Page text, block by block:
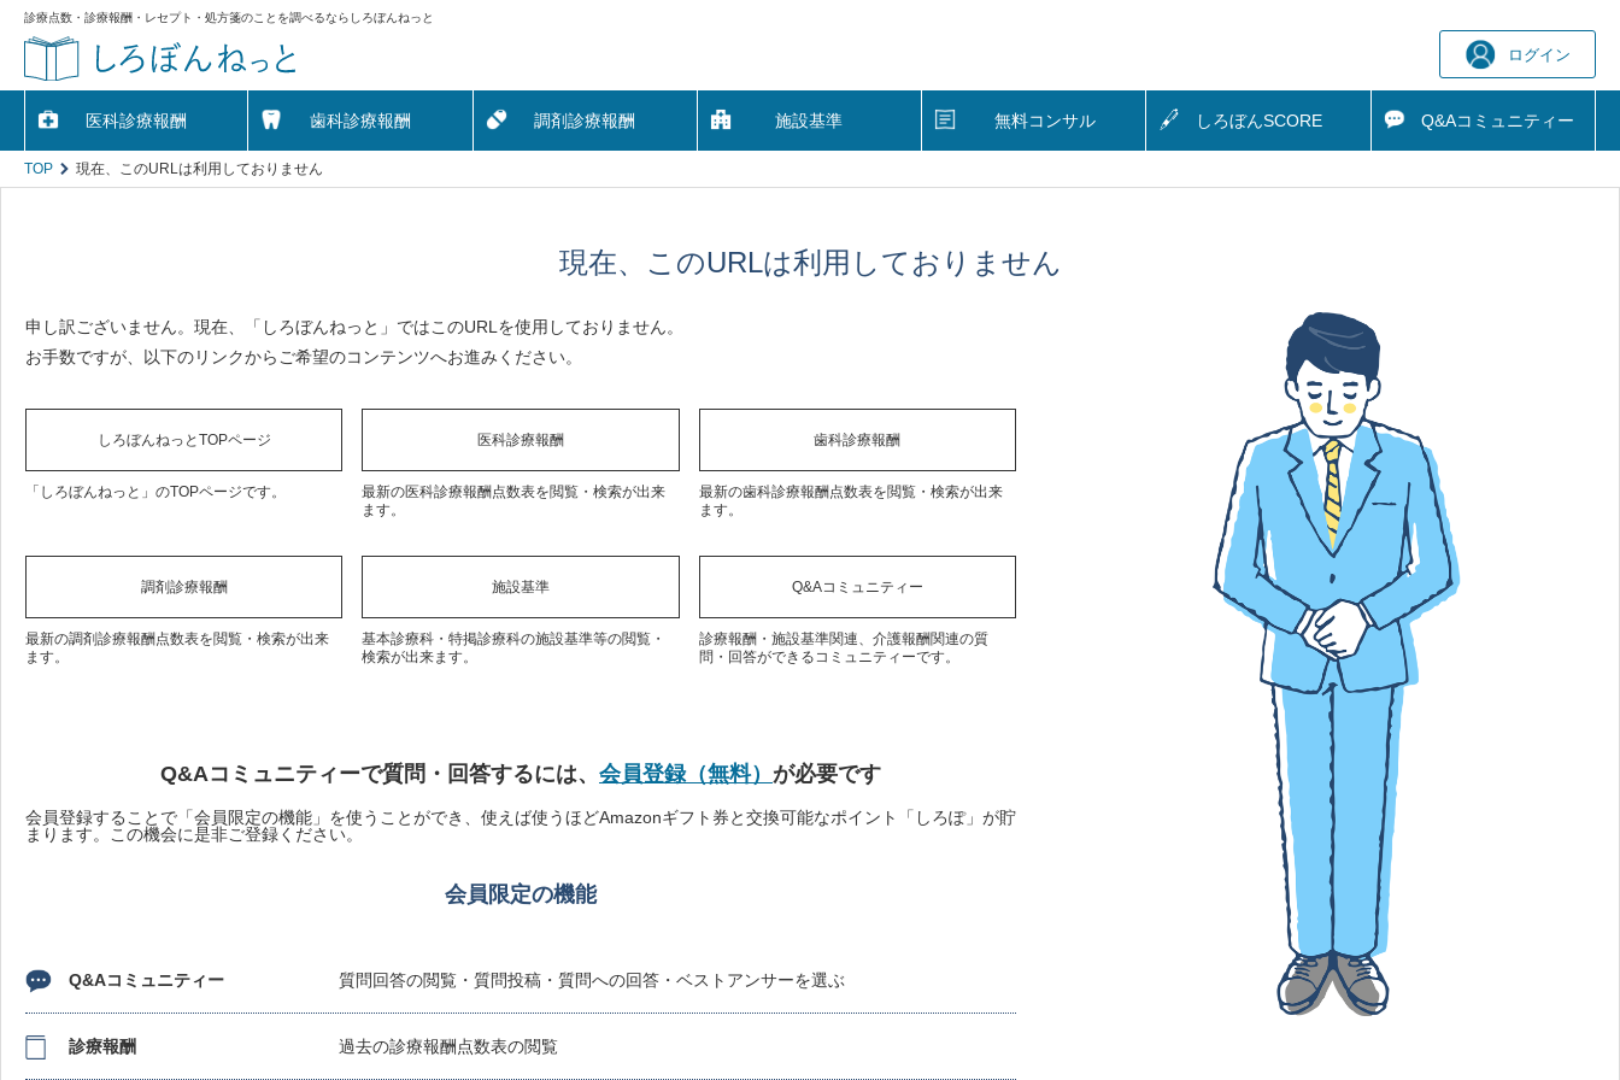
診療点数・診療報酬・レセプト・処方箋のことを調べるならしろぼんねっと
ログイン
医科診療報酬 歯科診療報酬 調剤診療報酬 施設基準 無料コンサル しろぼんSCORE Q&Aコミュニティー
TOP 現在、このURLは利用しておりません
現在、このURLは利用しておりません
申し訳ございません。現在、「しろぼんねっと」ではこのURLを使用しておりません。
お手数ですが、以下のリンクからご希望のコンテンツへお進みください。
しろぼんねっとTOPページ
「しろぼんねっと」のTOPページです。
医科診療報酬
最新の医科診療報酬点数表を閲覧・検索が出来
ます。
歯科診療報酬
最新の歯科診療報酬点数表を閲覧・検索が出来
ます。
調剤診療報酬
最新の調剤診療報酬点数表を閲覧・検索が出来
ます。
施設基準
基本診療科・特掲診療科の施設基準等の閲覧・
検索が出来ます。
Q&Aコミュニティー
診療報酬・施設基準関連、介護報酬関連の質
問・回答ができるコミュニティーです。
Q&Aコミュニティーで質問・回答するには、 会員登録（無料） が必要です
会員登録することで「会員限定の機能」を使うことができ、使えば使うほどAmazonギフト券と交換可能なポイント「しろぽ」が貯
まります。この機会に是非ご登録ください。
会員限定の機能
Q&Aコミュニティー 質問回答の閲覧・質問投稿・質問への回答・ベストアンサーを選ぶ
診療報酬 過去の診療報酬点数表の閲覧